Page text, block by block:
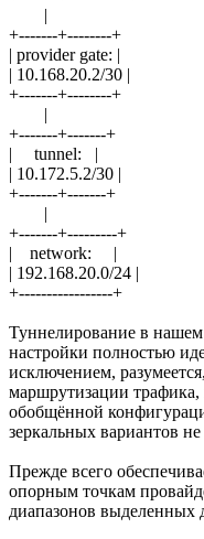
|
+-------+--------+
| provider gate: |
| 10.168.20.2/30 |
+-------+--------+
|
+-------+-------+
| tunnel: |
| 10.172.5.2/30 |
+-------+-------+
|
+-------+---------+
| network: |
| 192.168.20.0/24 |
+-----------------+
Туннелирование в нашем
настройки полностью
исключением,
маршрутизации
обобщённой
зеркальных вариантов не
Прежде всего
опорным точкам
диапазонов выделенных